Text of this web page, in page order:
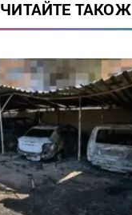
ЧИТАЙТЕ ТАКОЖ